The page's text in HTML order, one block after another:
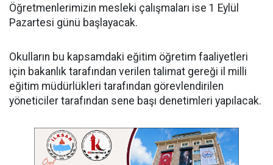
Öğretmenlerimizin mesleki çalışmaları ise 1 Eylül
Pazartesi günü başlayacak.
Okulların bu kapsamdaki eğitim öğretim faaliyetleri
için bakanlık tarafından verilen talimat gereği il milli
eğitim müdürlükleri tarafından görevlendirilen
yöneticiler tarafından sene başı denetimleri yapılacak.